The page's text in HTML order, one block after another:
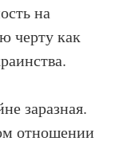
на
черту как
заразная.
отношении